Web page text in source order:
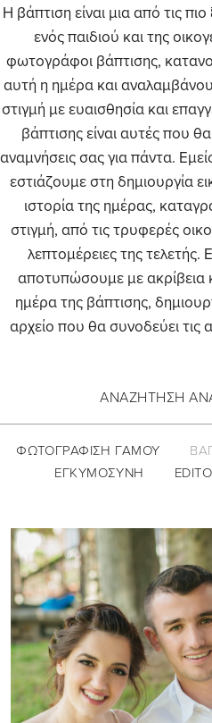
Η βάπτιση είναι μια από τις
ενός παιδιού και της
φωτογράφοι βάπτισης,
αυτή η ημέρα και
στιγμή με ευαισθησία και
βάπτισης είναι αυτές που
αναμνήσεις σας για πάντα.
εστιάζουμε στη δημιουργία
ιστορία της ημέρας,
στιγμή, από τις τρυφερές
λεπτομέρειες της τελετής.
αποτυπώσουμε με ακρίβεια
ημέρα της βάπτισης,
αρχείο που θα συνοδεύει τις
ΑΝΑΖΗΤΗΣΗ
ΦΩΤΟΓΡΑΦΙΣΗ ΓΑΜΟΥ
ΕΓΚΥΜΟΣΥΝΗ